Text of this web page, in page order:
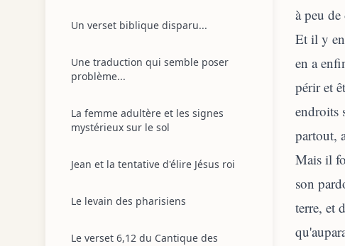
Un verset biblique disparu...
Une traduction qui semble poser
problème...
La femme adultère et les signes
mystérieux sur le sol
Jean et la tentative d'élire Jésus roi
Le levain des pharisiens
Le verset 6,12 du Cantique des
à peu
Et il y
en a
périr et
endroits
partout,
Mais il
son
terre, et